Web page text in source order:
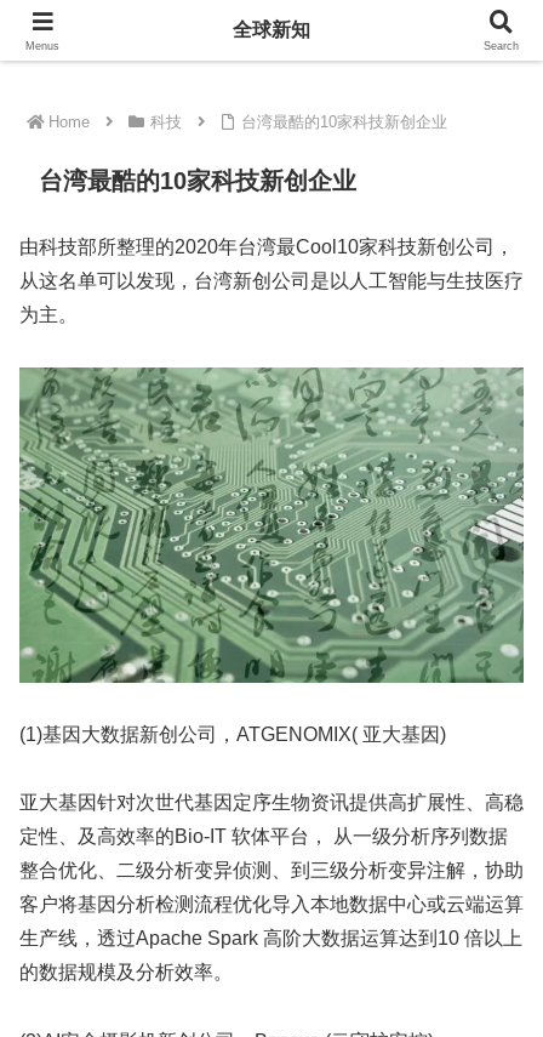
全球新知
Home 科技 台湾最酷的10家科技新创企业
台湾最酷的10家科技新创企业
由科技部所整理的2020年台湾最Cool10家科技新创公司，
从这名单可以发现，台湾新创公司是以人工智能与生技医疗
为主。
(1)基因大数据新创公司，ATGENOMIX( 亚大基因)
亚大基因针对次世代基因定序生物资讯提供高扩展性、高稳
定性、及高效率的Bio-IT 软体平台， 从一级分析序列数据
整合优化、二级分析变异侦测、到三级分析变异注解，协助
客户将基因分析检测流程优化导入本地数据中心或云端运算
生产线，透过Apache Spark 高阶大数据运算达到10 倍以上
的数据规模及分析效率。
Menus
全球新知
Search